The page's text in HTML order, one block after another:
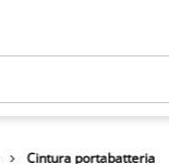
Cintura portabatteria